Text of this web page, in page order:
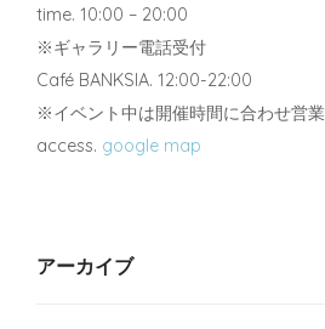
time. 10:00 – 20:00
※ギャラリー電話受付
Café BANKSIA. 12:00-22:00
※イベント中は開催時間に合わせ営業
access. google map
アーカイブ